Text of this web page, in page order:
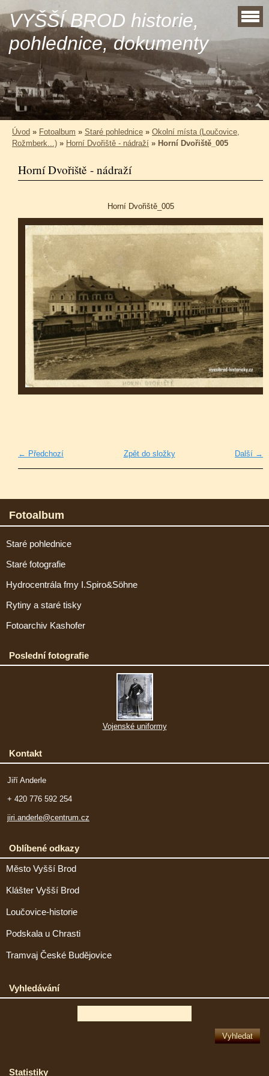
VYŠŠÍ BROD historie,
pohlednice, dokumenty
Úvod » Fotoalbum » Staré pohlednice » Okolní místa (Loučovice,
Rožmberk...) » Horní Dvořiště - nádraží » Horní Dvořiště_005
Horní Dvořiště - nádraží
Horní Dvořiště_005
← Předchozí Další →
Zpět do složky
Fotoalbum
Staré pohlednice
Staré fotografie
Hydrocentrála fmy I.Spiro&Söhne
Rytiny a staré tisky
Fotoarchiv Kashofer
Poslední fotografie
Vojenské uniformy
Kontakt
Jiří Anderle
+ 420 776 592 254
jiri.anderle@centrum.cz
Oblíbené odkazy
Město Vyšší Brod
Klášter Vyšší Brod
Loučovice-historie
Podskala u Chrasti
Tramvaj České Budějovice
Vyhledávání
Statistiky